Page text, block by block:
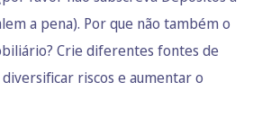
a pena). Por que não também o
Crie diferentes fontes de
riscos e aumentar o